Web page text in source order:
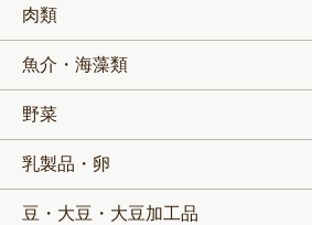
肉類
魚介・海藻類
野菜
乳製品・卵
豆・大豆・大豆加工品